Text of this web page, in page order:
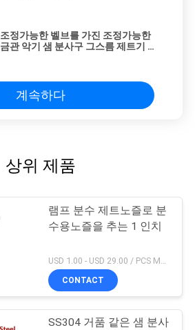
조정가능한 벨브를 가진 조정가능한
금관 악기 샘 분사구 그스름 제트기 시
계속하다
상위 제품
램프 분수 제트노즐로 분
수용노즐을 추는 1 인치
USD 1.00 - USD 29.00 / PCS MOQ:1 PC
CONTACT
SS304 거품 같은 샘 분사